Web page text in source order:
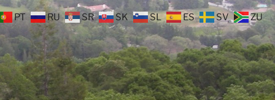
PT RU SR SK SL ES SV ZU